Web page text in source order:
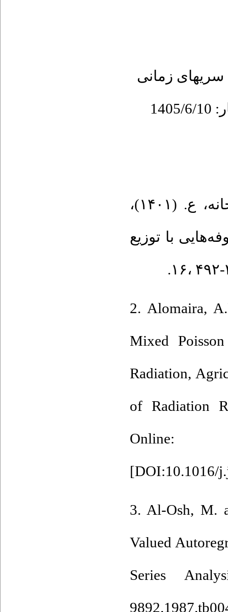
سریهای زمانی
۱. نوراللهی، م.ج.، دیری، ع. و بالوئی جامخانه، ع. (۱۴۰۱)،
با توزیع
2. Alomaira‎,
Mixed
Radiation‎,
of Radiation
Online‎:
[DOI:10.1016/
3. Al‎-Osh, ‎M‎.
Valued
Series